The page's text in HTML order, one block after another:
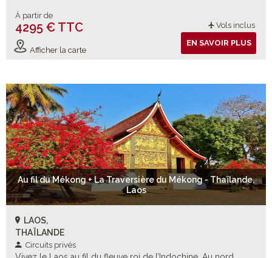
À partir de
4295 € TTC Vols inclus
Afficher la carte
EN SAVOIR PLUS
Au fil du Mékong + La Traversière du Mékong - Thaïlande,
Laos
LAOS,
THAÏLANDE
Circuits privés